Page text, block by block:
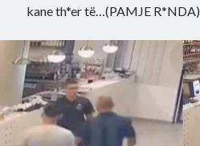
Uncategorized
kane th*er të…(PAMJE R*NDA)